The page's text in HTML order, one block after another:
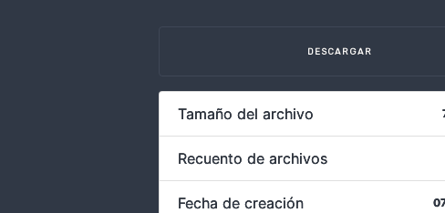
DESCARGAR
Tamaño del archivo
Recuento de archivos
Fecha de creación